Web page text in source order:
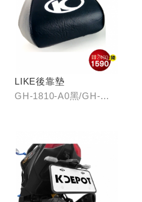
LIKE後靠墊
GH-1810-A0黑/GH-